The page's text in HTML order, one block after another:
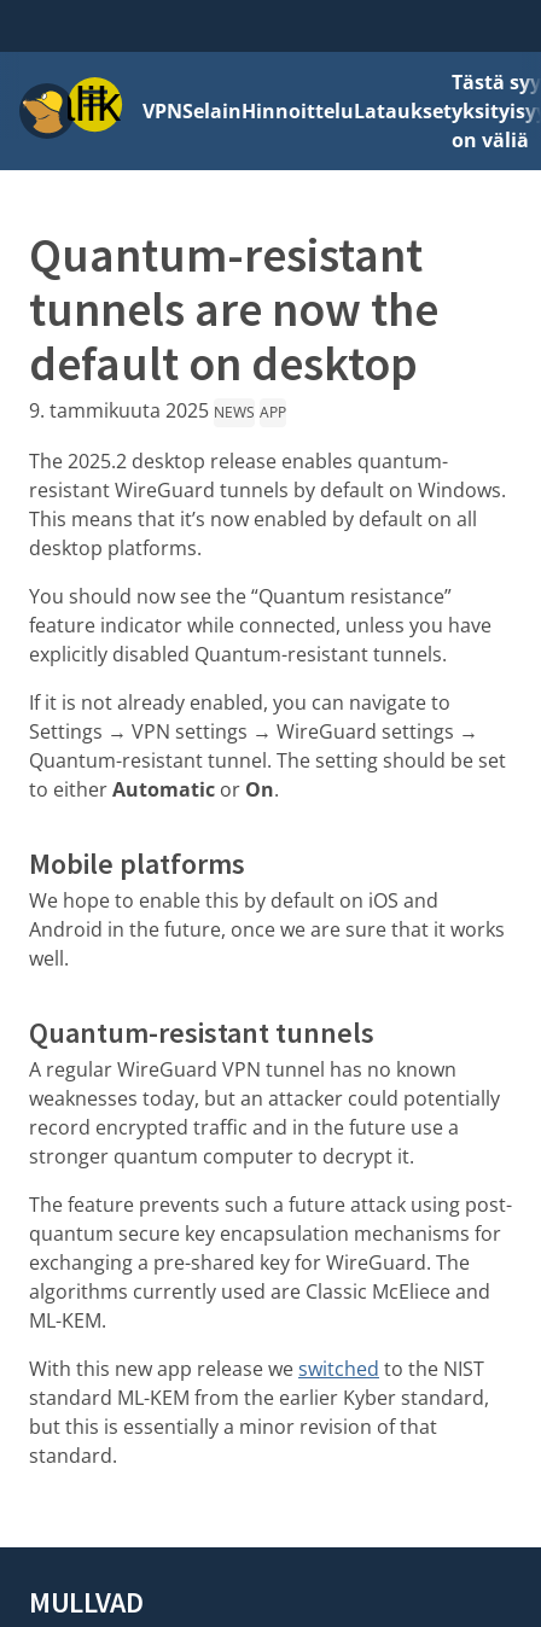
Valikko
VPNSelainHinnoitteluLataukset
Tästä
on väliä
Quantum-resistant
tunnels are now the
default on desktop
9. tammikuuta 2025 NEWS APP
The 2025.2 desktop release enables quantum-
resistant WireGuard tunnels by default on Windows.
This means that it’s now enabled by default on all
desktop platforms.
You should now see the “Quantum resistance”
feature indicator while connected, unless you have
explicitly disabled Quantum-resistant tunnels.
If it is not already enabled, you can navigate to
Settings → VPN settings → WireGuard settings →
Quantum-resistant tunnel. The setting should be set
to eitherAutomatic or On.
Mobile platforms
We hope to enable this by default on iOS and
Android in the future, once we are sure that it works
well.
Quantum-resistant tunnels
A regular WireGuard VPN tunnel has no known
weaknesses today, but an attacker could potentially
record encrypted traffic and in the future use a
stronger quantum computer to decrypt it.
The feature prevents such a future attack using post-
quantum secure key encapsulation mechanisms for
exchanging a pre-shared key for WireGuard. The
algorithms currently used are Classic McEliece and
ML-KEM.
With this new app release weswitched to the NIST
standard ML-KEM from the earlier Kyber standard,
but this is essentially a minor revision of that
standard.
MULLVAD